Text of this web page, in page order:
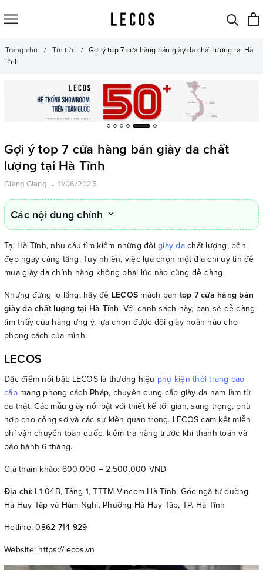
Trang chủ Tin tức
Gợi ý top 7 cửa hàng bán giày da chất lượng tại Hà
Tĩnh
Gợi ý top 7 cửa hàng bán giày da chất
lượng tại Hà Tĩnh
Giang Giang 11/06/2025
Các nội dung chính
Tại Hà Tĩnh, nhu cầu tìm kiếm những đôi giày dachất lượng, bền
đẹp ngày càng tăng. Tuy nhiên, việc lựa chọn một địa chỉ uy tín để
mua giày da chính hãng không phải lúc nào cũng dễ dàng.
Nhưng đừng lo lắng, hãy để LECOS mách bạn top 7 cừa hàng bán
giày da chất lượng tại Hà Tĩnh. Với danh sách này, bạn sẽ dễ dàng
tìm thấy cửa hàng ưng ý, lựa chọn được đôi giày hoàn hảo cho
phong cách của mình.
LECOS
Đặc điểm nổi bật: LECOS là thương hiệu phụ kiện thời trang cao
cấpmang phong cách Pháp, chuyên cung cấp giày da nam làm từ
da thật. Các mẫu giày nổi bật với thiết kế tối giản, sang trọng, phù
hợp cho công sở và các sự kiện quan trọng. LECOS cam kết miễn
phí vận chuyển toàn quốc, kiểm tra hàng trước khi thanh toán và
bảo hành 6 tháng.
Giá tham khảo: 800.000 – 2.500.000 VNĐ
Địa chỉ: L1-04B, Tầng 1, TTTM Vincom Hà Tĩnh, Góc ngã tư đường
Hà Huy Tập và Hàm Nghi, Phường Hà Huy Tập, TP. Hà Tĩnh
Hotline:0862 714 929
Website: https://lecos.vn